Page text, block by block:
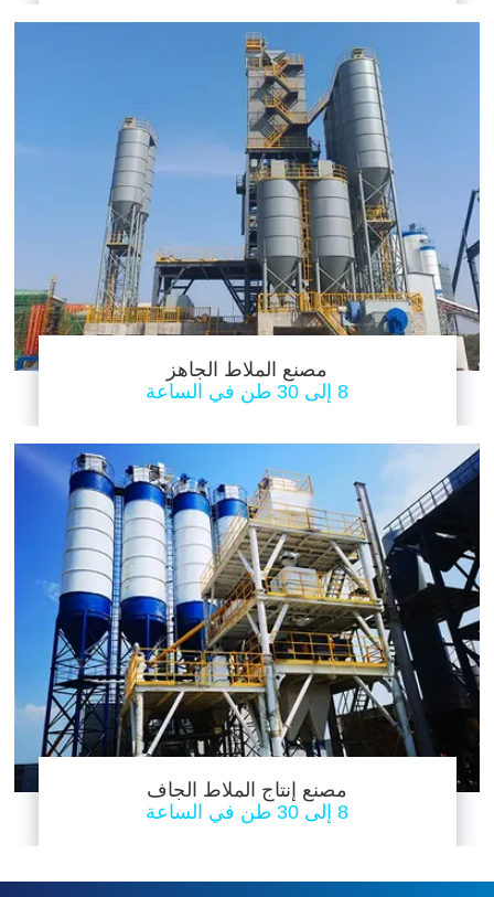
مصنع الملاط الجاهز
8 إلى 30 طن في الساعة
مصنع إنتاج الملاط الجاف
8 إلى 30 طن في الساعة